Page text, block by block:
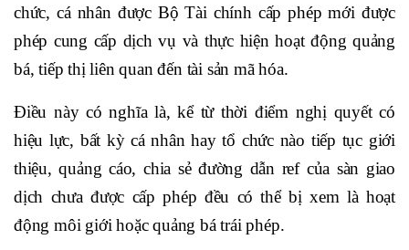
chức, cá nhân được Bộ Tài chính cấp phép mới được
phép cung cấp dịch vụ và thực hiện hoạt động quảng
bá, tiếp thị liên quan đến tài sản mã hóa.
Điều này có nghĩa là, kể từ thời điểm nghị quyết có
hiệu lực, bất kỳ cá nhân hay tổ chức nào tiếp tục giới
thiệu, quảng cáo, chia sẻ đường dẫn ref của sàn giao
dịch chưa được cấp phép đều có thể bị xem là hoạt
động môi giới hoặc quảng bá trái phép.